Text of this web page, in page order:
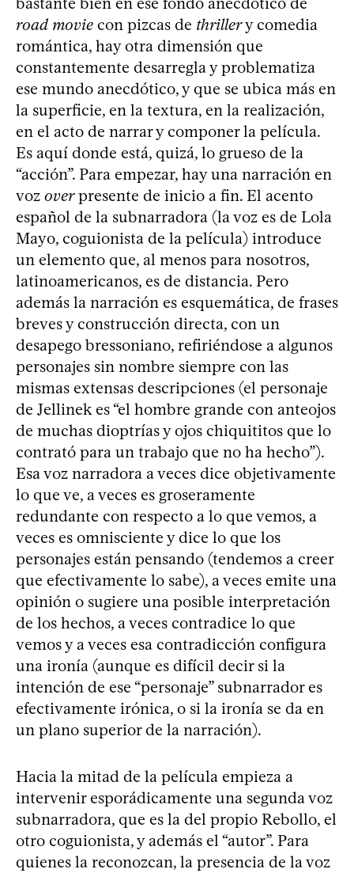
road movie con pizcas de thrillery comedia
romántica, hay otra dimensión que
constantemente desarregla y problematiza
ese mundo anecdótico, y que se ubica más en
la superficie, en la textura, en la realización,
en el acto de narrar y componer la película.
Es aquí donde está, quizá, lo grueso de la
“acción”. Para empezar, hay una narración en
voz overpresente de inicio a fin. El acento
español de la subnarradora (la voz es de Lola
Mayo, coguionista de la película) introduce
un elemento que, al menos para nosotros,
latinoamericanos, es de distancia. Pero
además la narración es esquemática, de frases
breves y construcción directa, con un
desapego bressoniano, refiriéndose a algunos
personajes sin nombre siempre con las
mismas extensas descripciones (el personaje
de Jellinek es “el hombre grande con anteojos
de muchas dioptrías y ojos chiquititos que lo
contrató para un trabajo que no ha hecho”).
Esa voz narradora a veces dice objetivamente
lo que ve, a veces es groseramente
redundante con respecto a lo que vemos, a
veces es omnisciente y dice lo que los
personajes están pensando (tendemos a creer
que efectivamente lo sabe), a veces emite una
opinión o sugiere una posible interpretación
de los hechos, a veces contradice lo que
vemos y a veces esa contradicción configura
una ironía (aunque es difícil decir si la
intención de ese “personaje” subnarrador es
efectivamente irónica, o si la ironía se da en
un plano superior de la narración).
Hacia la mitad de la película empieza a
intervenir esporádicamente una segunda voz
subnarradora, que es la del propio Rebollo, el
otro coguionista, y además el “autor”. Para
quienes la reconozcan, la presencia de la voz